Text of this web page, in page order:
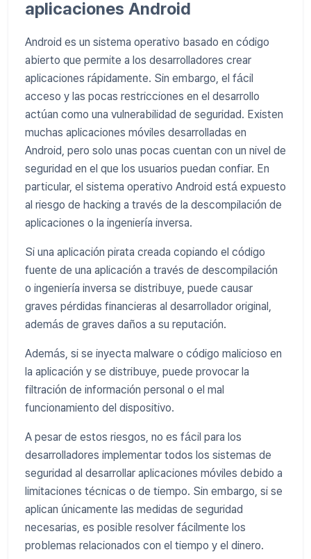
aplicaciones Android
Android es un sistema operativo basado en código
abierto que permite a los desarrolladores crear
aplicaciones rápidamente. Sin embargo, el fácil
acceso y las pocas restricciones en el desarrollo
actúan como una vulnerabilidad de seguridad. Existen
muchas aplicaciones móviles desarrolladas en
Android, pero solo unas pocas cuentan con un nivel de
seguridad en el que los usuarios puedan confiar. En
particular, el sistema operativo Android está expuesto
al riesgo de hacking a través de la descompilación de
aplicaciones o la ingeniería inversa.
Si una aplicación pirata creada copiando el código
fuente de una aplicación a través de descompilación
o ingeniería inversa se distribuye, puede causar
graves pérdidas financieras al desarrollador original,
además de graves daños a su reputación.
Además, si se inyecta malware o código malicioso en
la aplicación y se distribuye, puede provocar la
filtración de información personal o el mal
funcionamiento del dispositivo.
A pesar de estos riesgos, no es fácil para los
desarrolladores implementar todos los sistemas de
seguridad al desarrollar aplicaciones móviles debido a
limitaciones técnicas o de tiempo. Sin embargo, si se
aplican únicamente las medidas de seguridad
necesarias, es posible resolver fácilmente los
problemas relacionados con el tiempo y el dinero.